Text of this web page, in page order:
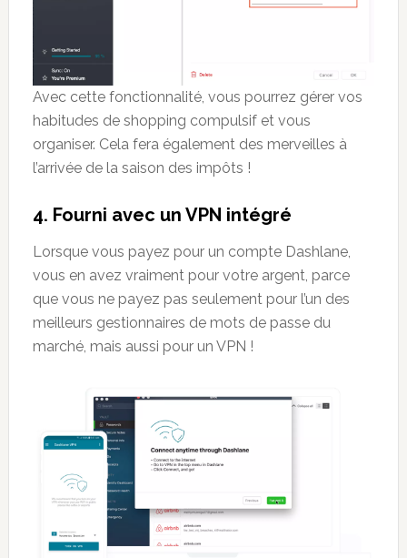
Avec cette fonctionnalité, vous pourrez gérer vos
habitudes de shopping compulsif et vous
organiser. Cela fera également des merveilles à
l’arrivée de la saison des impôts !
4. Fourni avec un VPN intégré
Lorsque vous payez pour un compte Dashlane,
vous en avez vraiment pour votre argent, parce
que vous ne payez pas seulement pour l’un des
meilleurs gestionnaires de mots de passe du
marché, mais aussi pour un VPN !